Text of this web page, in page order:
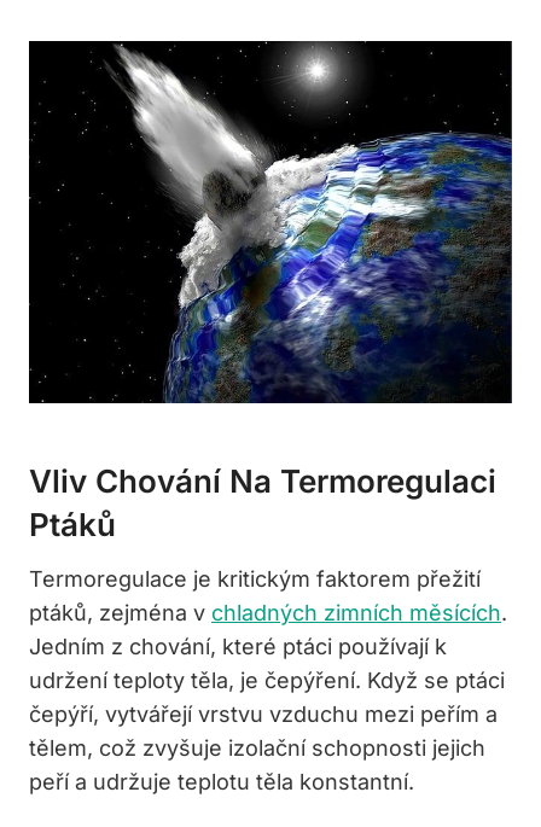
Vliv Chování Na Termoregulaci
Ptáků
Termoregulace je kritickým faktorem přežití
ptáků, zejména v chladných zimních měsících.
Jedním z chování, které ptáci používají k
udržení teploty těla, je čepýření. Když se ptáci
čepýří, vytvářejí vrstvu vzduchu mezi peřím a
tělem, což zvyšuje izolační schopnosti jejich
peří a udržuje teplotu těla konstantní.